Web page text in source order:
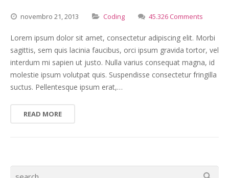
novembro 21,2013 Coding 45.326 Comments
Lorem ipsum dolor sit amet, consectetur adipiscing elit. Morbi
sagittis, sem quis lacinia faucibus, orci ipsum gravida tortor, vel
interdum mi sapien ut justo. Nulla varius consequat magna, id
molestie ipsum volutpat quis. Suspendisse consectetur fringilla
suctus. Pellentesque ipsum erat,…
READ MORE